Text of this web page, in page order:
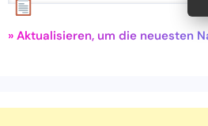
» Aktualisieren, um die neuesten